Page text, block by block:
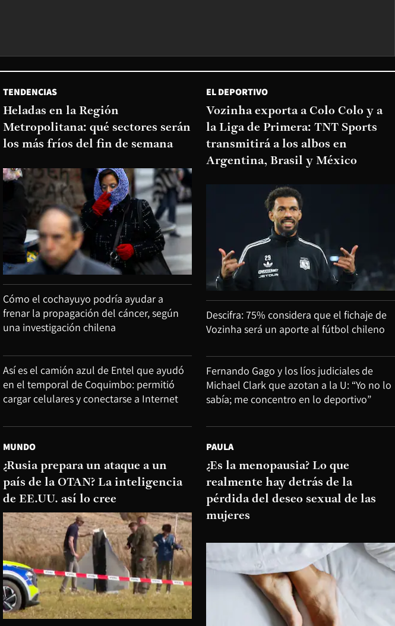
TENDENCIAS
Heladas en la Región
Metropolitana: qué sectores serán
los más fríos del fin de semana
Cómo el cochayuyo podría ayudar a
frenar la propagación del cáncer, según
una investigación chilena
Así es el camión azul de Entel que ayudó
en el temporal de Coquimbo: permitió
cargar celulares y conectarse a Internet
EL DEPORTIVO
Vozinha exporta a Colo Colo y a
la Liga de Primera: TNT Sports
transmitirá a los albos en
Argentina, Brasil y México
Descifra: 75% considera que el fichaje de
Vozinha será un aporte al fútbol chileno
Fernando Gago y los líos judiciales de
Michael Clark que azotan a la U: “Yo no lo
sabía; me concentro en lo deportivo”
MUNDO
¿Rusia prepara un ataque a un
país de la OTAN? La inteligencia
de EE.UU. así lo cree
PAULA
¿Es la menopausia? Lo que
realmente hay detrás de la
pérdida del deseo sexual de las
mujeres